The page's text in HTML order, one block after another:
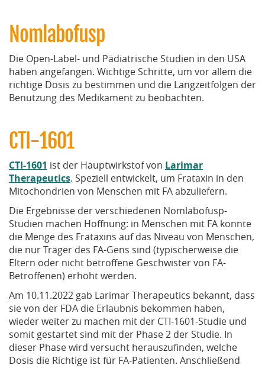
Nomlabofusp
Die Open-Label- und Pädiatrische Studien in den USA
haben angefangen. Wichtige Schritte, um vor allem die
richtige Dosis zu bestimmen und die Langzeitfolgen der
Benutzung des Medikament zu beobachten.
CTI-1601
CTI-1601 ist der Hauptwirkstof von Larimar
Therapeutics. Speziell entwickelt, um Frataxin in den
Mitochondrien von Menschen mit FA abzuliefern.
Die Ergebnisse der verschiedenen Nomlabofusp-
Studien machen Hoffnung: in Menschen mit FA konnte
die Menge des Frataxins auf das Niveau von Menschen,
die nur Träger des FA-Gens sind (typischerweise die
Eltern oder nicht betroffene Geschwister von FA-
Betroffenen) erhöht werden.
Am 10.11.2022 gab Larimar Therapeutics bekannt, dass
sie von der FDA die Erlaubnis bekommen haben,
wieder weiter zu machen mit der CTI-1601-Studie und
somit gestartet sind mit der Phase 2 der Studie. In
dieser Phase wird versucht herauszufinden, welche
Dosis die Richtige ist für FA-Patienten. Anschließend